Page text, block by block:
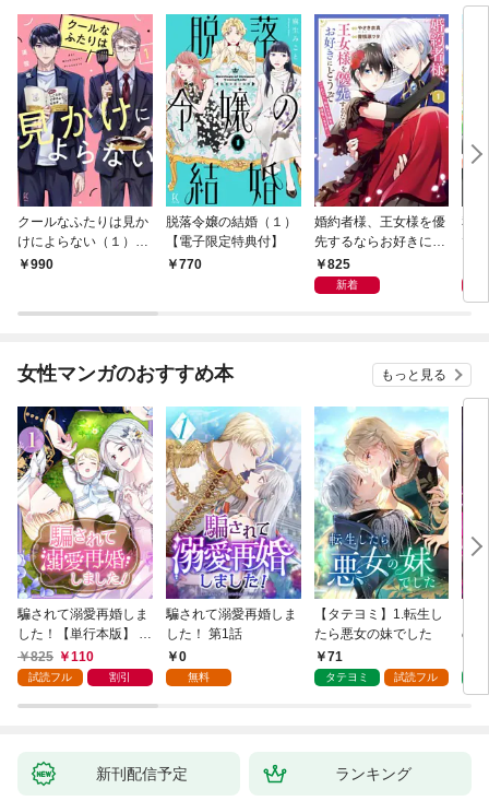
クールなふたりは見か
けによらない（１）
【電子限定特典付】
990
脱落令嬢の結婚（１）
【電子限定特典付】
770
婚約者様、王女様を優
先するならお好きにど
うぞ（※ただし、私も
王子様を優先します
825
新着
私
で
で
女性マンガのおすすめ本 もっと見る
騙されて溺愛再婚しま
した！【単行本版】 1
巻825 110
試読フル 割引
騙されて溺愛再婚しま
した！ 第1話
0
無料
【タテヨミ】1.転生し
たら悪女の妹でした
71
タテヨミ 試読フル
の
新刊配信予定 ランキング